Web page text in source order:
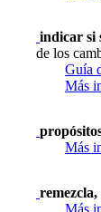
indicar si
de los
Guía
Más
Más
Más